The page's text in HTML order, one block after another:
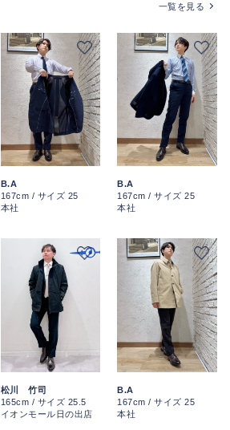
一覧を見る
B.A
167cm / サイズ 25
本社
B.A
167cm / サイズ 25
本社
松川 竹司
165cm / サイズ 25.5
イオンモール日の出店
B.A
167cm / サイズ 25
本社